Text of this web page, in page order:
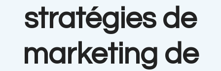
stratégies de
marketing de